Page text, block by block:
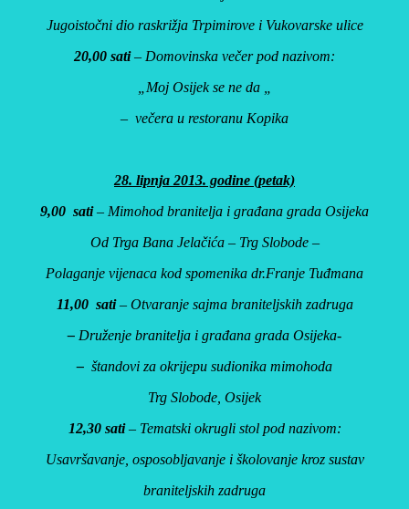
Jugoistočni dio raskrižja Trpimirove i Vukovarske ulice
20,00 sati– Domovinska večer pod nazivom:
„Moj Osijek se ne da „
– večera u restoranu Kopika
28. lipnja 2013. godine (petak)
9,00 sati– Mimohod branitelja i građana grada Osijeka
Od Trga Bana Jelačića – Trg Slobode –
Polaganje vijenaca kod spomenika dr.Franje Tuđmana
11,00 sati– Otvaranje sajma braniteljskih zadruga
– Druženje branitelja i građana grada Osijeka-
– štandovi za okrijepu sudionika mimohoda
Trg Slobode, Osijek
12,30 sati– Tematski okrugli stol pod nazivom:
Usavršavanje, osposobljavanje i školovanje kroz sustav
braniteljskih zadruga